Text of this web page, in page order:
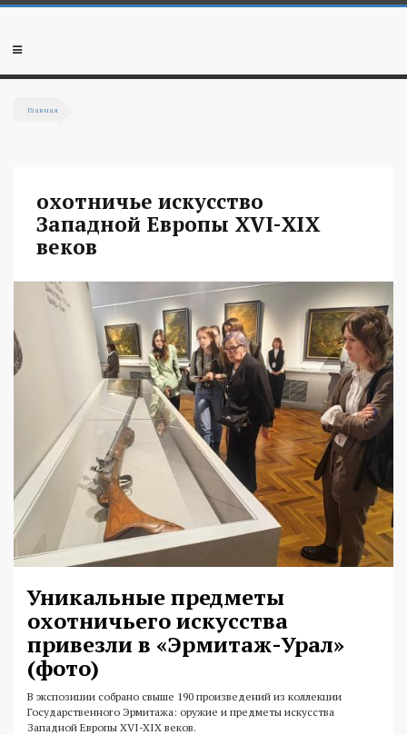
Перейти к основному содержанию
Мобильное
Главная
охотничье искусство
Западной Европы XVI-XIX
веков
Уникальные предметы
охотничьего искусства
привезли в «Эрмитаж-Урал»
(фото)
В экспозиции собрано свыше 190 произведений из коллекции
Государственного Эрмитажа: оружие и предметы искусства
Западной Европы XVI-XIX веков.